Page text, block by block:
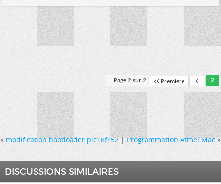
Page 2 sur 2 Première 2
« modification bootloader pic18f452|Programmation Atmel Mac »
DISCUSSIONS SIMILAIRES